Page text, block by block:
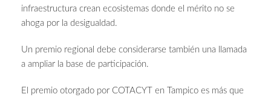
infraestructura crean ecosistemas donde el mérito no se
ahoga por la desigualdad.
Un premio regional debe considerarse también una llamada
a ampliar la base de participación.
El premio otorgado por COTACYT en Tampico es más que